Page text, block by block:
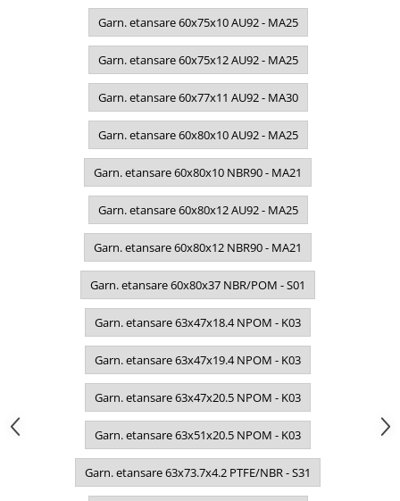
Garn. etansare 60x75x10 AU92 - MA25
Garn. etansare 60x75x12 AU92 - MA25
Garn. etansare 60x77x11 AU92 - MA30
Garn. etansare 60x80x10 AU92 - MA25
Garn. etansare 60x80x10 NBR90 - MA21
Garn. etansare 60x80x12 AU92 - MA25
Garn. etansare 60x80x12 NBR90 - MA21
Garn. etansare 60x80x37 NBR/POM - S01
Garn. etansare 63x47x18.4 NPOM - K03
Garn. etansare 63x47x19.4 NPOM - K03
Garn. etansare 63x47x20.5 NPOM - K03
Garn. etansare 63x51x20.5 NPOM - K03
Garn. etansare 63x73.7x4.2 PTFE/NBR - S31